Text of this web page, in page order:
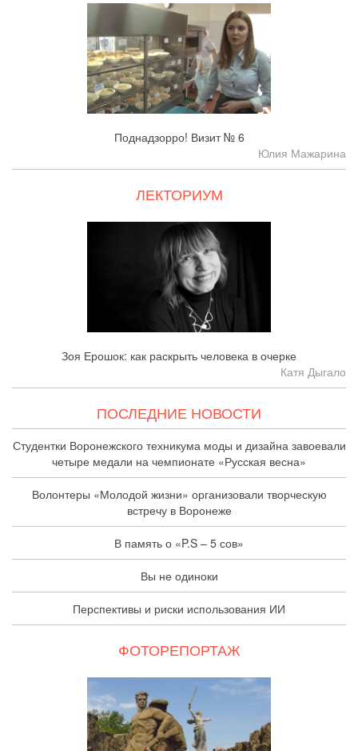
Поднадзорро! Визит № 6
Юлия Мажарина
ЛЕКТОРИУМ
Зоя Ерошок: как раскрыть человека в очерке
Катя Дыгало
ПОСЛЕДНИЕ НОВОСТИ
Студентки Воронежского техникума моды и дизайна завоевали
четыре медали на чемпионате «Русская весна»
Волонтеры «Молодой жизни» организовали творческую
встречу в Воронеже
В память о «P.S – 5 сов»
Вы не одиноки
Перспективы и риски использования ИИ
ФОТОРЕПОРТАЖ